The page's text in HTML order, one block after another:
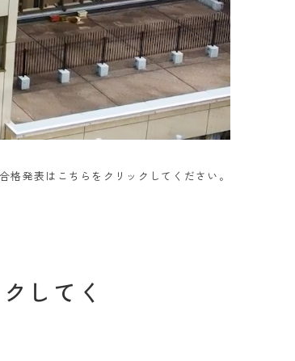
格発表はこちらをクリックしてください。
してく